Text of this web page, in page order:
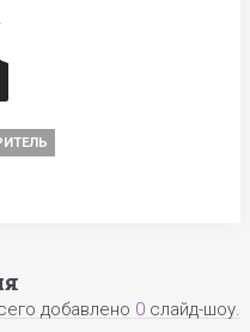
добавлено 0 слайд-шоу.